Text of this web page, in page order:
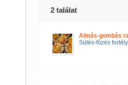
2 találat
Almás-gombás
Sütés-főzés